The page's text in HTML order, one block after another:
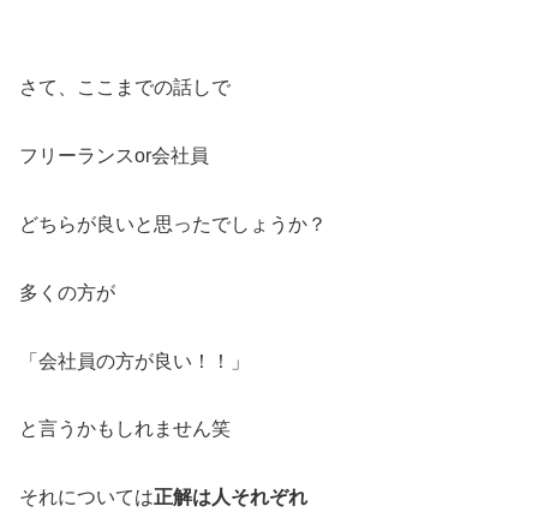
さて、ここまでの話しで
フリーランスor会社員
どちらが良いと思ったでしょうか？
多くの方が
「会社員の方が良い！！」
と言うかもしれません笑
それについては正解は人それぞれ